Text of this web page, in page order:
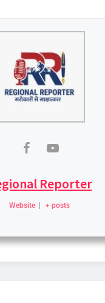
Reporter
Website + posts